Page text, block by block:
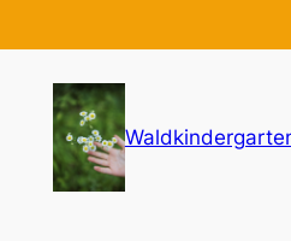
Inhalt
springen